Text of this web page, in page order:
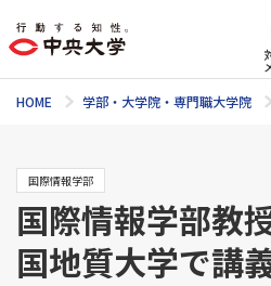
HOME 学部・大学院・専門職大学院
国際情報学部
国際情報学部教
国地質大学で講